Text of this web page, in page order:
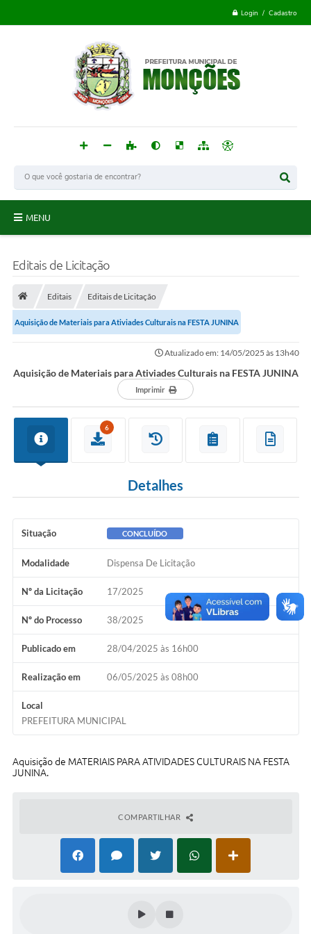
Login / Cadastro
MENU
Principal
NOVOS CEPS
VTN - Valor da Terra Nua
Meio Ambiente Município VerdeAzul
Serviços Online IPTU-ISS-ITBI
Nota Fiscal Eletrônia Nfseweb
Tribunal de Contas TCESP
Horários Médicos e Odontológicos
Plano Municipal de Educação
Regime Jurídico
Editais de Licitação
Editais Editais de Licitação
Aquisição de Materiais para Ativiades Culturais na FESTA JUNINA
Atualizado em: 14/05/2025 às 13h40
Aquisição de Materiais para Ativiades Culturais na FESTA JUNINA
Imprimir
6
Detalhes
Situação CONCLUÍDO
Modalidade Dispensa De Licitação
Nº da Licitação 17/2025
Nº do Processo 38/2025
Publicado em 28/04/2025 às 16h00
Realização em 06/05/2025 às 08h00
Local
PREFEITURA MUNICIPAL
Aquisição de MATERIAIS PARA ATIVIDADES CULTURAIS NA FESTA
JUNINA.
COMPARTILHAR